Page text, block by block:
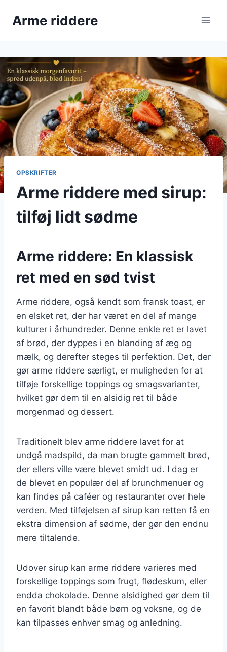
Arme riddere
OPSKRIFTER
Arme riddere med sirup:
tilføj lidt sødme
Arme riddere: En klassisk
ret med en sød tvist
Arme riddere, også kendt som fransk toast, er
en elsket ret, der har været en del af mange
kulturer i århundreder. Denne enkle ret er lavet
af brød, der dyppes i en blanding af æg og
mælk, og derefter steges til perfektion. Det, der
gør arme riddere særligt, er muligheden for at
tilføje forskellige toppings og smagsvarianter,
hvilket gør dem til en alsidig ret til både
morgenmad og dessert.
Traditionelt blev arme riddere lavet for at
undgå madspild, da man brugte gammelt brød,
der ellers ville være blevet smidt ud. I dag er
de blevet en populær del af brunchmenuer og
kan findes på caféer og restauranter over hele
verden. Med tilføjelsen af sirup kan retten få en
ekstra dimension af sødme, der gør den endnu
mere tiltalende.
Udover sirup kan arme riddere varieres med
forskellige toppings som frugt, flødeskum, eller
endda chokolade. Denne alsidighed gør dem til
en favorit blandt både børn og voksne, og de
kan tilpasses enhver smag og anledning.